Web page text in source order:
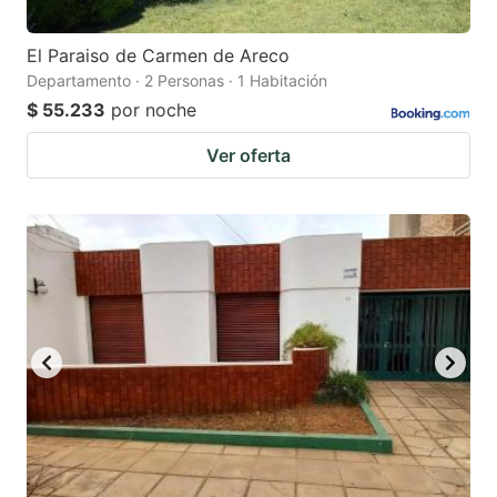
El Paraiso de Carmen de Areco
Departamento · 2 Personas · 1 Habitación
$ 55.233 por noche
Ver oferta